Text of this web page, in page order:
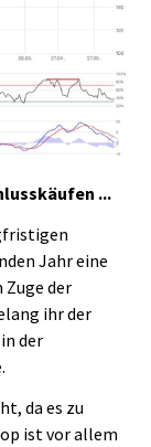
...
Jahr eine
der
ihr der
der
da es zu
ist vor allem